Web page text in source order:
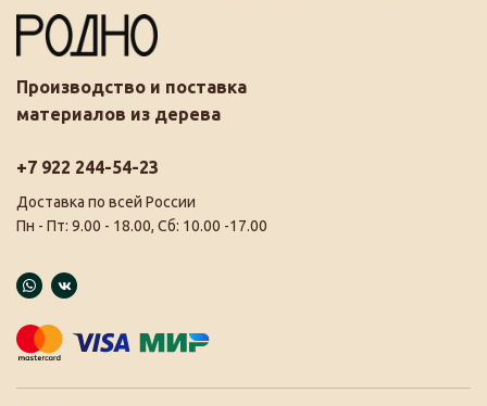
Производство и поставка
материалов из дерева
+7 922 244-54-23
Доставка по всей России
Пн - Пт: 9.00 - 18.00, Сб: 10.00 -17.00